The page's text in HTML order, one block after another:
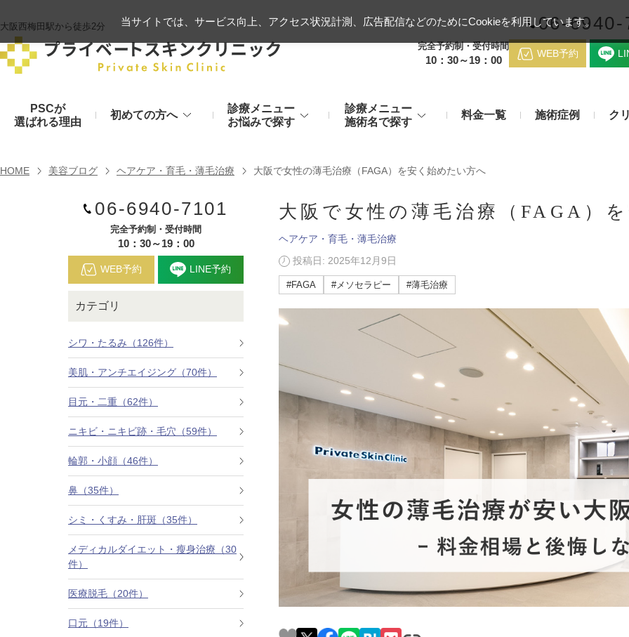
大阪西梅田駅から徒歩2分 06-6940-
完全予約制・受付時間
10：30～19：00
WEB予約
PSCが
選ばれる理由
初めての方へ
施術の流れ
初診時のお持物
お支払いについて
診療メニュー
お悩みで探す
顔のお悩み
シワ・たるみ
ヒアルロン酸やハイフ、糸リフトなど
目元・二重
埋没法から切開法まで
輪郭・小顔
切らない施術や顔に傷が残りにくい施術など
理想のフェイスラインに
肌のお悩み
美肌・アンチエイジング
シミ・くすみ・肝斑
レーザーや光治療など豊富な施術で治療
ニキビ・ニキビ跡・毛穴
ほくろ・イボ
一人ひとりにあった治療をご提案
お肌の若返りを目指す再生医療
メディカルダイエット・痩身治
療
医師による肌診断でマシンを使い分け
ヘアケア・育毛・薄毛治療
豊胸・バスト
経験豊富な形成外科出身医師による丁寧な施術
女性器
ピアスの穴あけもお任せください
診療メニュー
施術名で探す
ヒアルロン酸リフト デンシティ
モフィウス8 マッサージピール（コラーゲンピール） テスリ
アンカーX
ボトックス注射（シワ） リジュラン注射（高濃度サーモン注射）
スネコス注射 バッカルファット除去術（頬脂肪除去術） ショッ
スキンボトックス（マイクロボトックス） ヒアルロニダーゼ アップ
涙袋ヒアルロン酸注射 二重切開法 二重埋
切らない眼瞼下垂（埋没法）手術 下瞼脂
グラマラスライン形成（タレ目形成） 上瞼脂肪除去 目頭切開
目尻切開法 下眼瞼たるみ取り 眉下切
上眼瞼たるみ取り 二重糸とり手術 眼瞼下
ヒアルロン酸注射（鼻） 切らない・糸だけでつくる美鼻整形！ 鼻プロ
小鼻縮小整形術（鼻翼縮小術） 耳介軟骨移植（鼻） 鼻尖形
切らない小鼻縮小術
料金一覧 施術症例 ク
医師紹介
オンライン診療
よくあるご質問
HOME 美容ブログ ヘアケア・育毛・薄毛治療 大阪で女性の薄毛治療（FAGA）を安く始めたい方へ
06-6940-7101
完全予約制・受付時間
10：30～19：00
WEB予約 LINE予約
カテゴリ
シワ・たるみ（126件）
美肌・アンチエイジング（70件）
目元・二重（62件）
ニキビ・ニキビ跡・毛穴（59件）
輪郭・小顔（46件）
鼻（35件）
シミ・くすみ・肝斑（35件）
メディカルダイエット・瘦身治療（30
件）
医療脱毛（20件）
口元（19件）
大阪で女性の薄毛治療（FAGA）
ヘアケア・育毛・薄毛治療
投稿日: 2025年12月9日
#FAGA #メソセラピー #薄毛治療
当サイトでは、サービス向上、アクセス状況計測、広告配信などのためにCookieを利用しています。